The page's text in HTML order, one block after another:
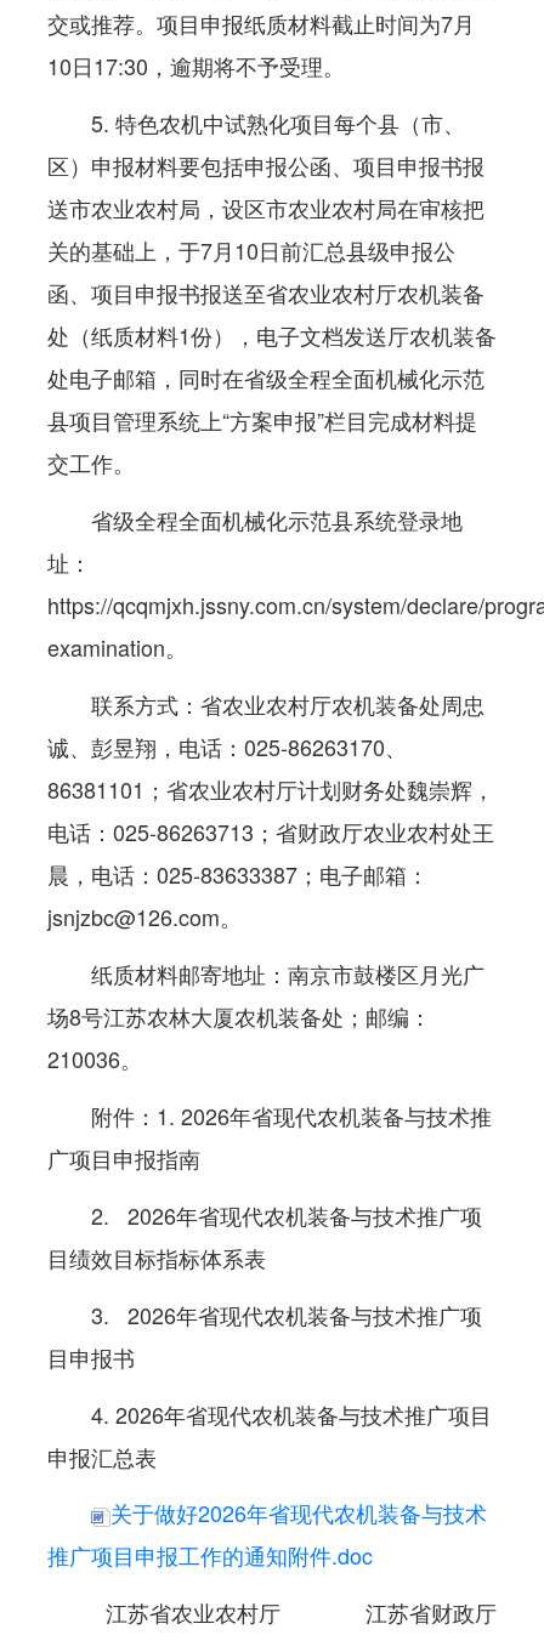
交或推荐。项目申报纸质材料截止时间为7月
10日17:30，逾期将不予受理。
5. 特色农机中试熟化项目每个县（市、
区）申报材料要包括申报公函、项目申报书报
送市农业农村局，设区市农业农村局在审核把
关的基础上，于7月10日前汇总县级申报公
函、项目申报书报送至省农业农村厅农机装备
处（纸质材料1份），电子文档发送厅农机装备
处电子邮箱，同时在省级全程全面机械化示范
县项目管理系统上“方案申报”栏目完成材料提
交工作。
省级全程全面机械化示范县系统登录地
址：
https://qcqmjxh.jssny.com.cn/system/declare/
examination。
联系方式：省农业农村厅农机装备处周忠
诚、彭昱翔，电话：025-86263170、
86381101；省农业农村厅计划财务处魏崇辉，
电话：025-86263713；省财政厅农业农村处王
晨，电话：025-83633387；电子邮箱：
jsnjzbc@126.com。
纸质材料邮寄地址：南京市鼓楼区月光广
场8号江苏农林大厦农机装备处；邮编：
210036。
附件：1. 2026年省现代农机装备与技术推
广项目申报指南
2. 2026年省现代农机装备与技术推广项
目绩效目标指标体系表
3. 2026年省现代农机装备与技术推广项
目申报书
4. 2026年省现代农机装备与技术推广项目
申报汇总表
关于做好2026年省现代农机装备与技术
推广项目申报工作的通知附件.doc
江苏省农业农村厅 江苏省财政厅